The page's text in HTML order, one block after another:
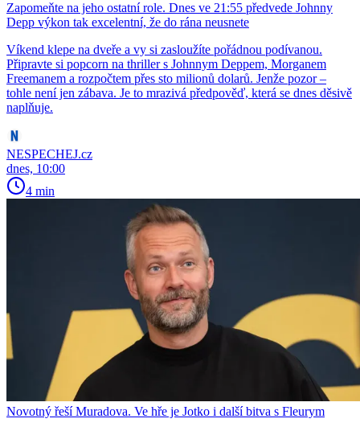
Zapomeňte na jeho ostatní role. Dnes ve 21:55 předvede Johnny
Depp výkon tak excelentní, že do rána neusnete
Víkend klepe na dveře a vy si zasloužíte pořádnou podívanou.
Připravte si popcorn na thriller s Johnnym Deppem, Morganem
Freemanem a rozpočtem přes sto milionů dolarů. Jenže pozor –
tohle není jen zábava. Je to mrazivá předpověď, která se dnes děsivě
naplňuje.
NESPECHEJ.cz
dnes, 10:00
4 min
Novotný řeší Muradova. Ve hře je Jotko i další bitva s Fleurym